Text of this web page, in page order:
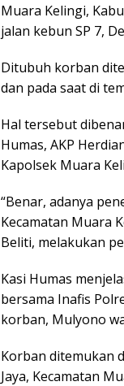
Muara Kelingi,
jalan kebun SP 7,
Ditubuh korban
dan pada saat di
Hal tersebut
Humas, AKP
Kapolsek Muara
“Benar, adanya
Kecamatan Muara
Beliti, melakukan
Kasi Humas
bersama Inafis
korban, Mulyono
Korban ditemukan
Jaya, Kecamatan